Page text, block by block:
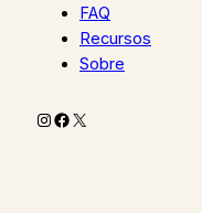
FAQ
Recursos
Sobre
Instagram
Facebook
X